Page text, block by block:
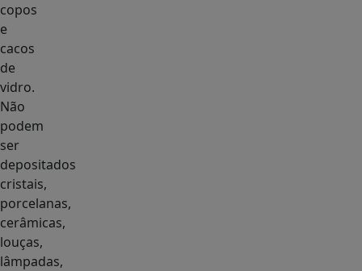
copos
e
cacos
de
vidro.
Não
podem
ser
depositados
cristais,
porcelanas,
cerâmicas,
louças,
lâmpadas,